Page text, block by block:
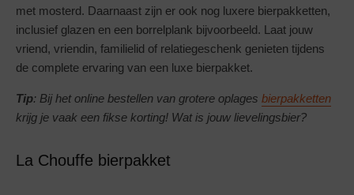
met mosterd. Daarnaast zijn er ook nog luxere bierpakketten,
inclusief glazen en een borrelplank bijvoorbeeld. Laat jouw
vriend, vriendin, familielid of relatiegeschenk genieten tijdens
de complete ervaring van een luxe bierpakket.
Tip: Bij het online bestellen van grotere oplages bierpakketten
krijg je vaak een fikse korting! Wat is jouw lievelingsbier?
La Chouffe bierpakket